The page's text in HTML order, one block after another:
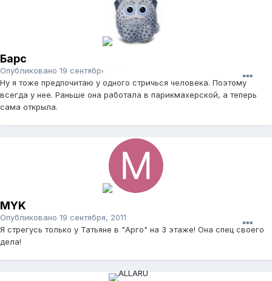
Барс
Опубликовано 19 сентября, 2011
Ну я тоже предпочитаю у одного стричься человека. Поэтому
всегда у нее. Раньше она работала в парикмахерской, а теперь
сама открыла.
MYK
Опубликовано 19 сентября, 2011
Я стрегусь только у Татьяне в "Арго" на 3 этаже! Она спец своего
дела!